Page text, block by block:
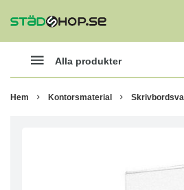
Alla produkter
Hem Kontorsmaterial